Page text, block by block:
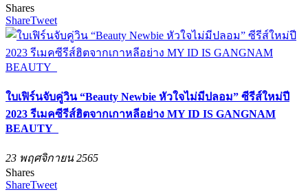
Shares
ShareTweet
ใบเฟิร์นจับคู่วิน “Beauty Newbie หัวใจไม่มีปลอม” ซีรีส์ใหม่ปี
2023 รีเมคซีรีส์ฮิตจากเกาหลีอย่าง MY ID IS GANGNAM
BEAUTY
23 พฤศจิกายน 2565
Shares
ShareTweet